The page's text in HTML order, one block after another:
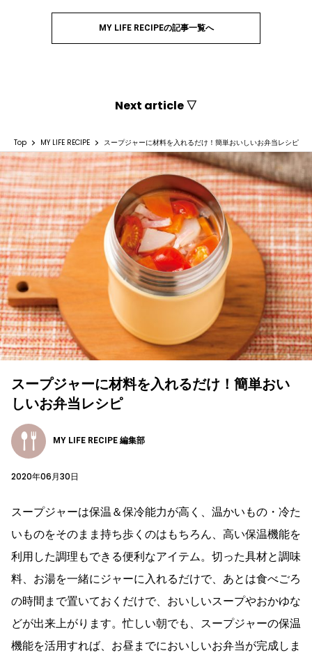
MY LIFE RECIPEの記事一覧へ
Next article ▽
Top MY LIFE RECIPE スープジャーに材料を入れるだけ！簡単おいしいお弁当レシピ
スープジャーに材料を入れるだけ！簡単おい
しいお弁当レシピ
MY LIFE RECIPE 編集部
2020年06月30日
スープジャーは保温＆保冷能力が高く、温かいもの・冷た
いものをそのまま持ち歩くのはもちろん、高い保温機能を
利用した調理もできる便利なアイテム。切った具材と調味
料、お湯を一緒にジャーに入れるだけで、あとは食べごろ
の時間まで置いておくだけで、おいしいスープやおかゆな
どが出来上がります。忙しい朝でも、スープジャーの保温
機能を活用すれば、お昼までにおいしいお弁当が完成しま